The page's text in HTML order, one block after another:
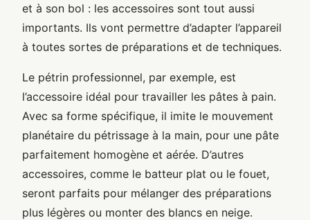
et à son bol : les accessoires sont tout aussi
importants. Ils vont permettre d’adapter l’appareil
à toutes sortes de préparations et de techniques.
Le pétrin professionnel, par exemple, est
l’accessoire idéal pour travailler les pâtes à pain.
Avec sa forme spécifique, il imite le mouvement
planétaire du pétrissage à la main, pour une pâte
parfaitement homogène et aérée. D’autres
accessoires, comme le batteur plat ou le fouet,
seront parfaits pour mélanger des préparations
plus légères ou monter des blancs en neige.